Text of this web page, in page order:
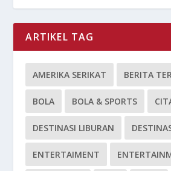
ARTIKEL TAG
AMERIKA SERIKAT BERITA
BOLA BOLA & SPORTS
DESTINASI LIBURAN
ENTERTAIMENT